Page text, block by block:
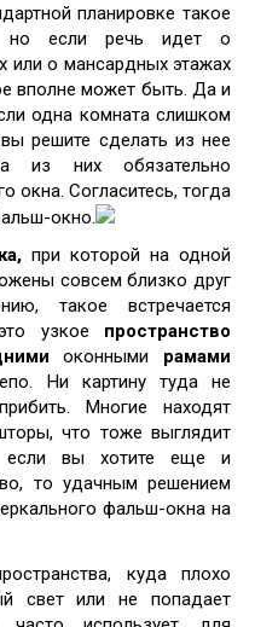
планировке такое
но если речь идет о
или о мансардных этажах
вполне может быть. Да и
одна комната слишком
решите сделать из нее
из них обязательно
окна. Согласитесь, тогда
окно.
при которой на одной
совсем близко друг
такое встречается
узкое пространство
оконными рамами
Ни картину туда не
Многие находят
что тоже выглядит
если вы хотите еще и
то удачным решением
фальш-окна на
куда плохо
свет или не попадает